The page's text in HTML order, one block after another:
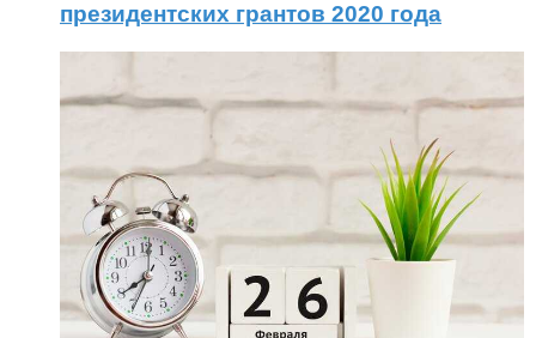
президентских грантов 2020 года